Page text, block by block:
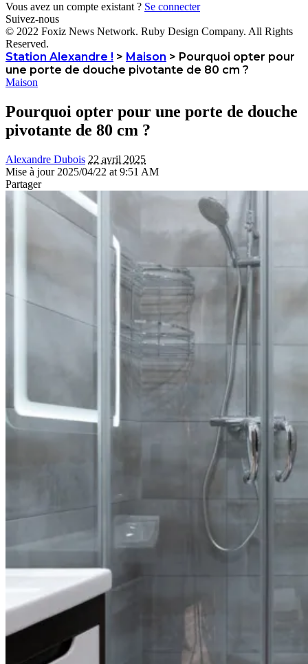
Vous avez un compte existant ? Se connecter
Suivez-nous
© 2022 Foxiz News Network. Ruby Design Company. All Rights
Reserved.
Station Alexandre ! > Maison > Pourquoi opter pour
une porte de douche pivotante de 80 cm ?
Maison
Pourquoi opter pour une porte de douche
pivotante de 80 cm ?
Alexandre Dubois 22 avril 2025
Mise à jour 2025/04/22 at 9:51 AM
Partager